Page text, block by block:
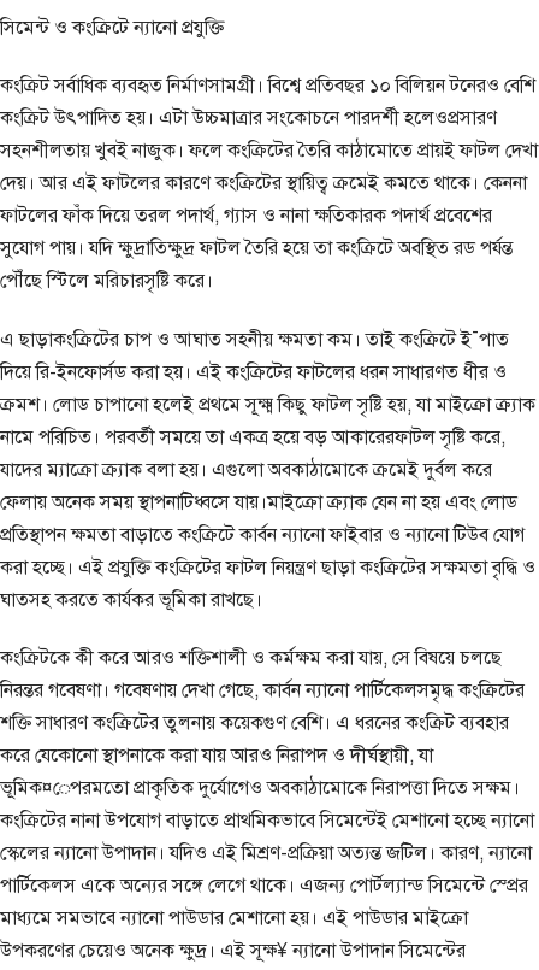
সিমেন্ট ও কংক্রিটে ন্যানো প্রযুক্তি
কংক্রিট সর্বাধিক ব্যবহৃত নির্মাণসামগ্রী। বিশ্বে প্রতিবছর ১০ বিলিয়ন টনেরও বেশি
কংক্রিট উৎপাদিত হয়। এটা উচ্চমাত্রার সংকোচনে পারদর্শী হলেওপ্রসারণ
সহনশীলতায় খুবই নাজুক। ফলে কংক্রিটের তৈরি কাঠামোতে প্রায়ই ফাটল দেখা
দেয়। আর এই ফাটলের কারণে কংক্রিটের স্থায়িত্ব ক্রমেই কমতে থাকে। কেননা
ফাটলের ফাঁক দিয়ে তরল পদার্থ, গ্যাস ও নানা ক্ষতিকারক পদার্থ প্রবেশের
সুযোগ পায়। যদি ক্ষুদ্রাতিক্ষুদ্র ফাটল তৈরি হয়ে তা কংক্রিটে অবস্থিত রড পর্যন্ত
পৌঁছে স্টিলে মরিচারসৃষ্টি করে।
এ ছাড়াকংক্রিটের চাপ ও আঘাত সহনীয় ক্ষমতা কম। তাই কংক্রিটে ই¯পাত
দিয়ে রি-ইনফোর্সড করা হয়। এই কংক্রিটের ফাটলের ধরন সাধারণত ধীর ও
ক্রমশ। লোড চাপানো হলেই প্রথমে সূক্ষ্ম কিছু ফাটল সৃষ্টি হয়, যা মাইক্রো ক্র্যাক
নামে পরিচিত। পরবর্তী সময়ে তা একত্র হয়ে বড় আকারেরফাটল সৃষ্টি করে,
যাদের ম্যাক্রো ক্র্যাক বলা হয়। এগুলো অবকাঠামোকে ক্রমেই দুর্বল করে
ফেলায় অনেক সময় স্থাপনাটিধ্বসে যায়।মাইক্রো ক্র্যাক যেন না হয় এবং লোড
প্রতিস্থাপন ক্ষমতা বাড়াতে কংক্রিটে কার্বন ন্যানো ফাইবার ও ন্যানো টিউব যোগ
করা হচ্ছে। এই প্রযুক্তি কংক্রিটের ফাটল নিয়ন্ত্রণ ছাড়া কংক্রিটের সক্ষমতা বৃদ্ধি ও
ঘাতসহ করতে কার্যকর ভূমিকা রাখছে।
কংক্রিটকে কী করে আরও শক্তিশালী ও কর্মক্ষম করা যায়, সে বিষয়ে চলছে
নিরন্তর গবেষণা। গবেষণায় দেখা গেছে, কার্বন ন্যানো পার্টিকেলসমৃদ্ধ কংক্রিটের
শক্তি সাধারণ কংক্রিটের তুলনায় কয়েকগুণ বেশি। এ ধরনের কংক্রিট ব্যবহার
করে যেকোনো স্থাপনাকে করা যায় আরও নিরাপদ ও দীর্ঘস্থায়ী, যা
ভূমিক¤েপরমতো প্রাকৃতিক দুর্যোগেও অবকাঠামোকে নিরাপত্তা দিতে সক্ষম।
কংক্রিটের নানা উপযোগ বাড়াতে প্রাথমিকভাবে সিমেন্টেই মেশানো হচ্ছে ন্যানো
স্কেলের ন্যানো উপাদান। যদিও এই মিশ্রণ-প্রক্রিয়া অত্যন্ত জটিল। কারণ, ন্যানো
পার্টিকেলস একে অন্যের সঙ্গে লেগে থাকে। এজন্য পোর্টল্যান্ড সিমেন্টে স্প্রের
মাধ্যমে সমভাবে ন্যানো পাউডার মেশানো হয়। এই পাউডার মাইক্রো
উপকরণের চেয়েও অনেক ক্ষুদ্র। এই সূক্ষ¥ ন্যানো উপাদান সিমেন্টের